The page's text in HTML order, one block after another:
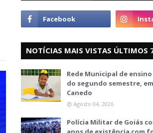
NOTÍCIAS MAIS VISTAS ÚLTIMOS
Rede Municipal de
do segundo semestre,
Canedo
Agosto 04, 2026
Polícia Militar de Goiás